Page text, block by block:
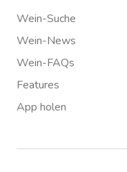
Wein-Suche
Wein-News
Wein-FAQs
Features
App holen